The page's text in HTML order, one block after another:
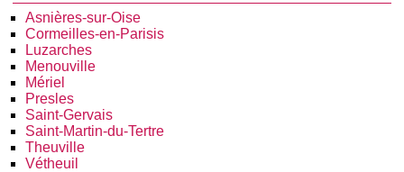
Asnières-sur-Oise
Cormeilles-en-Parisis
Luzarches
Menouville
Mériel
Presles
Saint-Gervais
Saint-Martin-du-Tertre
Theuville
Vétheuil